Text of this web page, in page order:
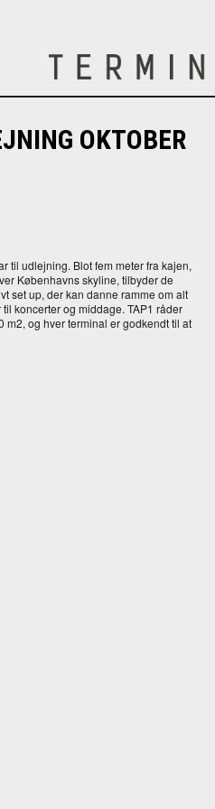
OKTOBER
til udlejning. Blot fem meter fra kajen,
Københavns skyline, tilbyder de
set up, der kan danne ramme om alt
koncerter og middage. TAP1 råder
m2, og hver terminal er godkendt til at